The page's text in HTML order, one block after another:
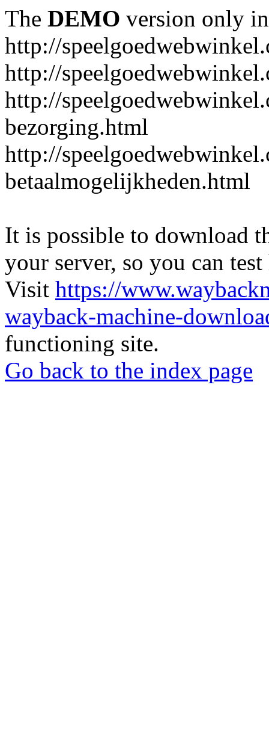
The DEMO version only
http://
http://
http://
bezorging.html
http://
betaalmogelijkheden.html
It is possible to download
your server, so you can
Visit https://
wayback-machine-
functioning site.
Go back to the index page